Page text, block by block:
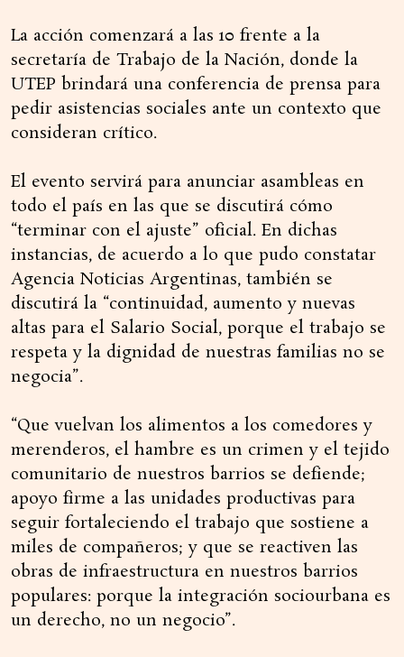
La acción comenzará a las 10 frente a la
secretaría de Trabajo de la Nación, donde la
UTEP brindará una conferencia de prensa para
pedir asistencias sociales ante un contexto que
consideran crítico.
El evento servirá para anunciar asambleas en
todo el país en las que se discutirá cómo
“terminar con el ajuste” oficial. En dichas
instancias, de acuerdo a lo que pudo constatar
Agencia Noticias Argentinas, también se
discutirá la “continuidad, aumento y nuevas
altas para el Salario Social, porque el trabajo se
respeta y la dignidad de nuestras familias no se
negocia”.
“Que vuelvan los alimentos a los comedores y
merenderos, el hambre es un crimen y el tejido
comunitario de nuestros barrios se defiende;
apoyo firme a las unidades productivas para
seguir fortaleciendo el trabajo que sostiene a
miles de compañeros; y que se reactiven las
obras de infraestructura en nuestros barrios
populares: porque la integración sociourbana es
un derecho, no un negocio”.